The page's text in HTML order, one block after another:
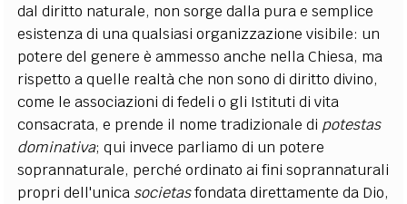
dal diritto naturale, non sorge dalla pura e semplice
esistenza di una qualsiasi organizzazione visibile: un
potere del genere è ammesso anche nella Chiesa, ma
rispetto a quelle realtà che non sono di diritto divino,
come le associazioni di fedeli o gli Istituti di vita
consacrata, e prende il nome tradizionale di potestas
dominativa; qui invece parliamo di un potere
soprannaturale, perché ordinato ai fini soprannaturali
propri dell'unica societasfondata direttamente da Dio,